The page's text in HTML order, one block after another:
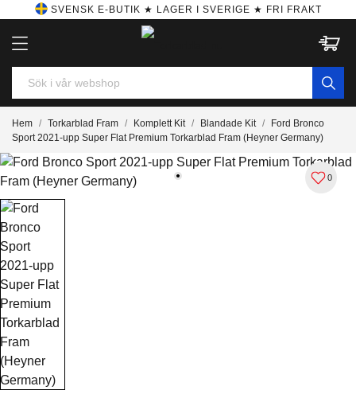
SVENSK E-BUTIK ★ LAGER I SVERIGE ★ FRI FRAKT
Hem Torkarblad Fram Komplett Kit Blandade Kit
Ford Bronco
Sport 2021-upp Super Flat Premium Torkarblad Fram (Heyner Germany)
0